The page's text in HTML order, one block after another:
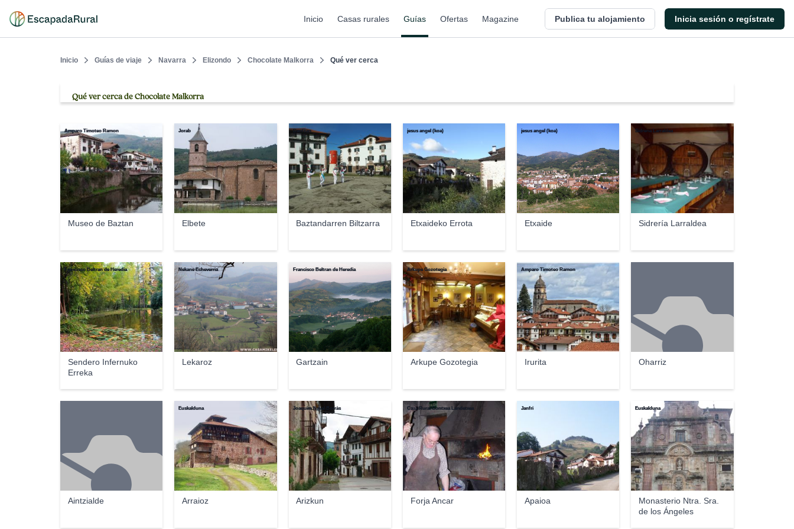
Inicio Casas rurales Guías Ofertas Magazine Publica tu alojamiento Inicia sesión o regístrate
Inicio Guías de viaje Navarra Elizondo Chocolate Malkorra Qué ver cerca
Qué ver cerca de Chocolate Malkorra
Museo de Baztan
Amparo Timoteo Ramon
Elbete
Jorab
Baztandarren Biltzarra
Dantzan
Etxaideko Errota
jesus angel (koa)
Etxaide
jesus angel (koa)
Sidrería Larraldea
Sidrería Larraldea
Sendero Infernuko
Erreka
Francisco Beltran de Heredia
Lekaroz
Nekane Echeverria
Gartzain
Francisco Beltran de Heredia
Arkupe Gozotegia
Arkupe Gozotegia
Irurita
Amparo Timoteo Ramon
Oharriz
Aintzialde Arraioz
Euskalduna
Arizkun
Joaquim Naval Borràs
Forja Ancar
Casa Rural Gontxea Landetxea
Apaioa
Janfri
Monasterio Ntra. Sra.
de los Ángeles
Euskalduna